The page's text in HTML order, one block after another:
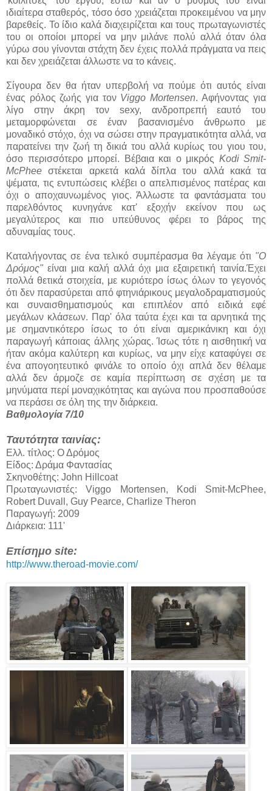
ιδιαίτερα σταθερός, τόσο όσο χρειάζεται προκειμένου να μην
βαρεθείς. Το ίδιο καλά διαχειρίζεται και τους πρωταγωνιστές
του οι οποίοι μπορεί να μην μιλάνε πολύ αλλά όταν όλα
γύρω σου γίνονται στάχτη δεν έχεις πολλά πράγματα να πεις
και δεν χρειάζεται άλλωστε να το κάνεις.
Σίγουρα δεν θα ήταν υπερβολή να πούμε ότι αυτός είναι
ένας ρόλος ζωής για τον Viggo Mortensen. Αφήνοντας για
λίγο στην άκρη τον sexy, ανδροπρεπή εαυτό του
μεταμορφώνεται σε έναν βασανισμένο άνθρωπο με
μοναδικό στόχο, όχι να σώσει στην πραγματικότητα αλλά, να
παρατείνει την ζωή τη δικιά του αλλά κυρίως του γιου του,
όσο περισσότερο μπορεί. Βέβαια και ο μικρός Kodi Smit-
McPheeστέκεται αρκετά καλά δίπλα του αλλά κακά τα
ψέματα, τις εντυπώσεις κλέβει ο απελπισμένος πατέρας και
όχι ο αποχαυνωμένος γιος. Άλλωστε τα φαντάσματα του
παρελθόντος κυνηγάνε κατ' εξοχήν εκείνον που ως
μεγαλύτερος και πιο υπεύθυνος φέρει το βάρος της
αδυναμίας τους.
Καταλήγοντας σε ένα τελικό συμπέρασμα θα λέγαμε ότι "Ο
Δρόμος" είναι μια καλή αλλά όχι μια εξαιρετική ταινία.Έχει
πολλά θετικά στοιχεία, με κυριότερο ίσως όλων το γεγονός
ότι δεν παρασύρεται από φτηνιάρικους μεγαλοδραματισμούς
και συναισθηματισμούς και επιπλέον από ειδικά εφέ
μεγάλων κλάσεων. Παρ' όλα ταύτα έχει και τα αρνητικά της
με σημαντικότερο ίσως το ότι είναι αμερικάνικη και όχι
παραγωγή κάποιας άλλης χώρας. Ίσως τότε η αισθητική να
ήταν ακόμα καλύτερη και κυρίως, να μην είχε καταφύγει σε
ένα απογοητευτικό φινάλε το οποίο όχι απλά δεν θέλαμε
αλλά δεν άρμοζε σε καμία περίπτωση σε σχέση με τα
μηνύματα περί μοναχικότητας και αγώνα που προσπαθούσε
να περάσει σε όλη της την διάρκεια.
Βαθμολογία 7/10
Ταυτότητα ταινίας:
Ελλ. τίτλος: Ο Δρόμος
Είδος: Δράμα Φαντασίας
Σκηνοθέτης: John Hillcoat
Πρωταγωνιστές: Viggo Mortensen, Kodi Smit-McPhee,
Robert Duvall, Guy Pearce, Charlize Theron
Παραγωγή: 2009
Διάρκεια: 111'
Επίσημο site:
http://www.theroad-movie.com/